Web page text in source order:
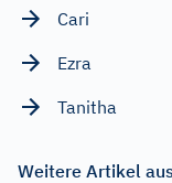
Cari
Ezra
Tanitha
Weitere Artikel